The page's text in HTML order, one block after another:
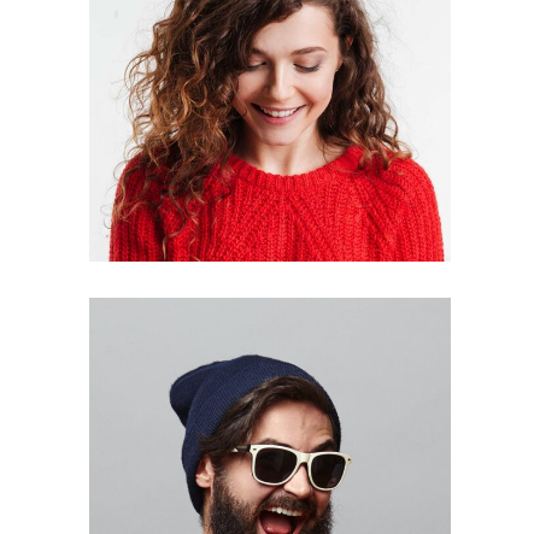
NUHA DUARTE
Designer
DARRELL
GREGORY
Designer